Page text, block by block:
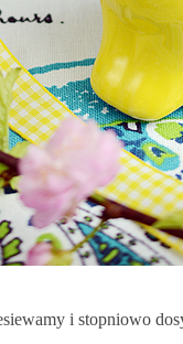
i stopniowo